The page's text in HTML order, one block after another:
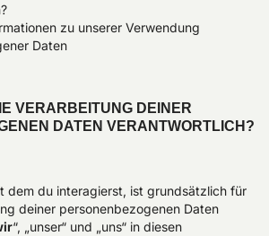
zu unserer Verwendung
Daten
VERARBEITUNG DEINER
DATEN VERANTWORTLICH?
dem du interagierst, ist grundsätzlich für
deiner personenbezogenen Daten
“, „unser“ und „uns“ in diesen